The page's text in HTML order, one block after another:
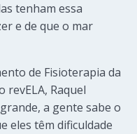
tenham essa
e de que o mar
de Fisioterapia da
revELA, Raquel
a gente sabe o
eles têm dificuldade